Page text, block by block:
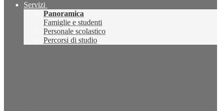
Servizi
Panoramica
Famiglie e studenti
Personale scolastico
Percorsi di studio